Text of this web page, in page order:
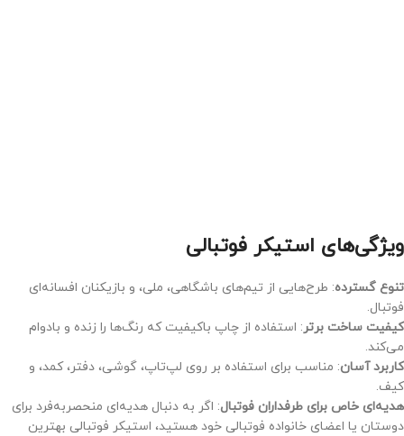
ویژگی‌های استیکر فوتبالی
تنوع گسترده: طرح‌هایی از تیم‌های باشگاهی، ملی، و بازیکنان افسانه‌ای
فوتبال.
کیفیت ساخت برتر : استفاده از چاپ باکیفیت که رنگ‌ها را زنده و بادوام
می‌کند.
کاربرد آسان: مناسب برای استفاده بر روی لپ‌تاپ، گوشی، دفتر، کمد، و
کیف.
هدیه‌ای خاص برای طرفداران فوتبال: اگر به دنبال هدیه‌ای منحصربه‌فرد برای
دوستان یا اعضای خانواده فوتبالی خود هستید، استیکر فوتبالی بهترین